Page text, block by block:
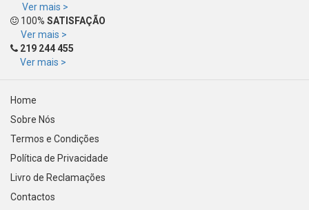
Ver mais >
100% SATISFAÇÃO
Ver mais >
219 244 455
Ver mais >
Home
Sobre Nós
Termos e Condições
Política de Privacidade
Livro de Reclamações
Contactos